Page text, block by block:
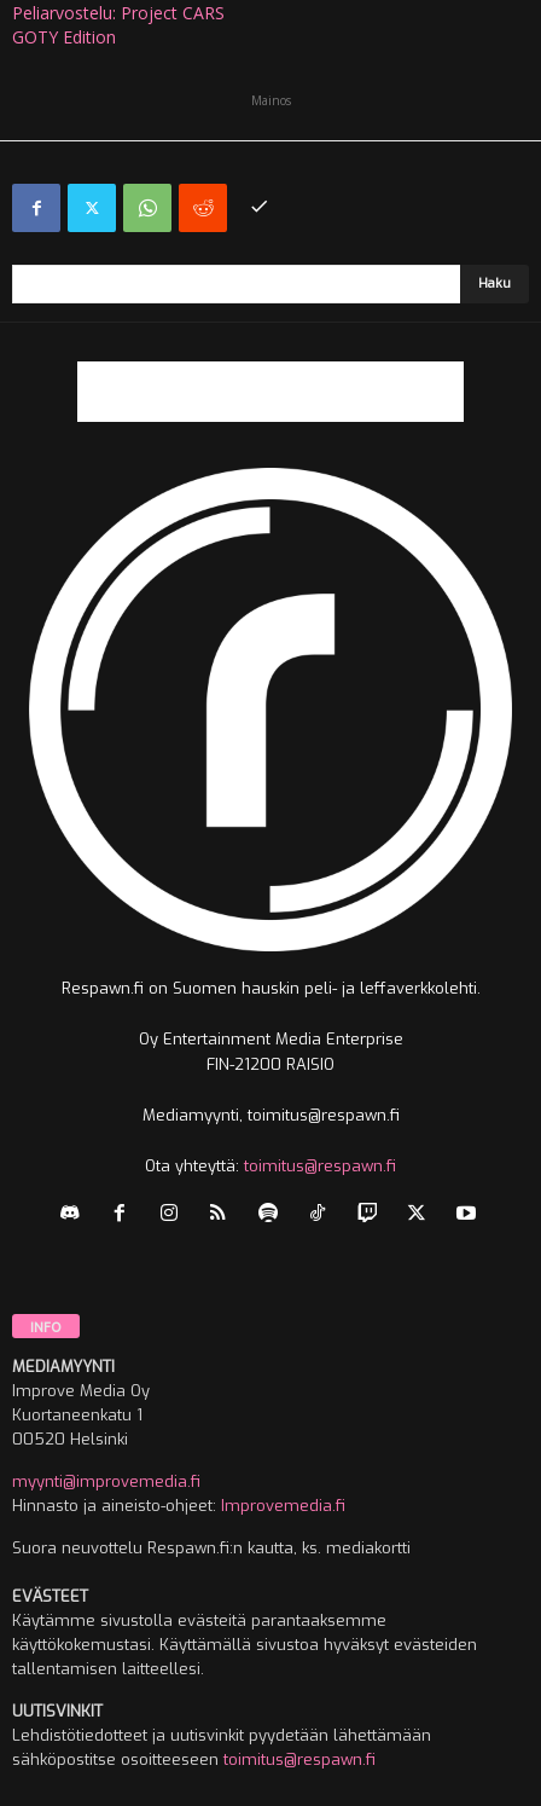
Peliarvostelu: Project CARS
GOTY Edition
Mainos
Respawn.fi on Suomen hauskin peli- ja leffaverkkolehti.
Oy Entertainment Media Enterprise
FIN-21200 RAISIO
Mediamyynti, toimitus@respawn.fi
Ota yhteyttä:toimitus@respawn.fi
INFO
MEDIAMYYNTI
Improve Media Oy
Kuortaneenkatu 1
00520 Helsinki
myynti@improvemedia.fi
Hinnasto ja aineisto-ohjeet: Improvemedia.fi
Suora neuvottelu Respawn.fi:n kautta, ks. mediakortti
EVÄSTEET
Käytämme sivustolla evästeitä parantaaksemme
käyttökokemustasi. Käyttämällä sivustoa hyväksyt evästeiden
tallentamisen laitteellesi.
UUTISVINKIT
Lehdistötiedotteet ja uutisvinkit pyydetään lähettämään
sähköpostitse osoitteeseentoimitus@respawn.fi